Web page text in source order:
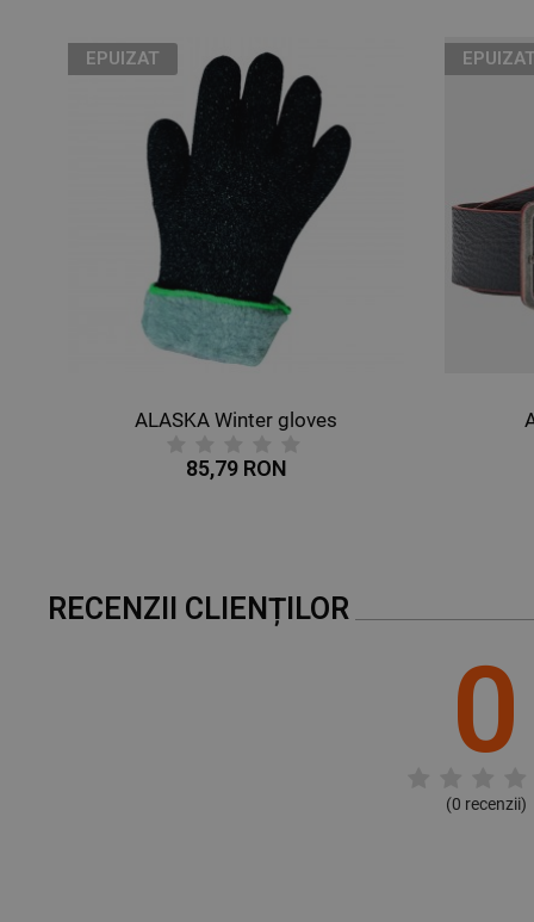
EPUIZAT
ALASKA Winter gloves
85,79 RON
EPUIZAT
RECENZII CLIENȚILOR
0
(0 recenzii)